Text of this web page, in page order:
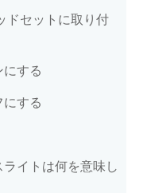
ドセットに取り付
する
する
イトは何を意味し